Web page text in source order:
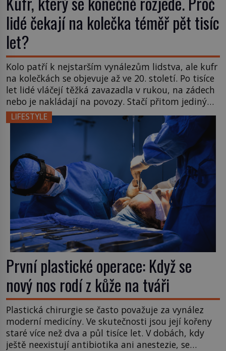
lidé čekají na kolečka téměř pět tisíc
let?
Kolo patří k nejstarším vynálezům lidstva, ale kufr
na kolečkách se objevuje až ve 20. století. Po tisíce
let lidé vláčejí těžká zavazadla v rukou, na zádech
nebo je nakládají na povozy. Stačí přitom jediný
nápad, připevnit ke kufru kolečka. Jenže právě ten
nikdo dlouho nedostane. Až jednou se na letišti
LIFESTYLE
První plastické operace: Když se
nový nos rodí z kůže na tváři
Plastická chirurgie se často považuje za vynález
moderní medicíny. Ve skutečnosti jsou její kořeny
staré více než dva a půl tisíce let. V dobách, kdy
ještě neexistují antibiotika ani anestezie, se